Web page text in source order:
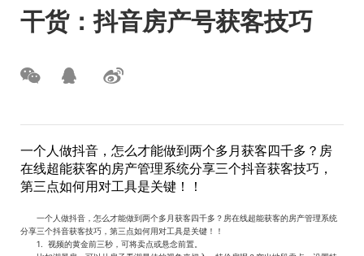
干货：抖音房产号获客技巧
一个人做抖音，怎么才能做到两个多月获客四千多？房
在线超能获客的房产管理系统分享三个抖音获客技巧，
第三点如何用对工具是关键！！
一个人做抖音，怎么才能做到两个多月获客四千多？房在线超能获客的房产管理系统
分享三个抖音获客技巧，第三点如何用对工具是关键！！
1. 视频的黄金前三秒，可将卖点或悬念前置。